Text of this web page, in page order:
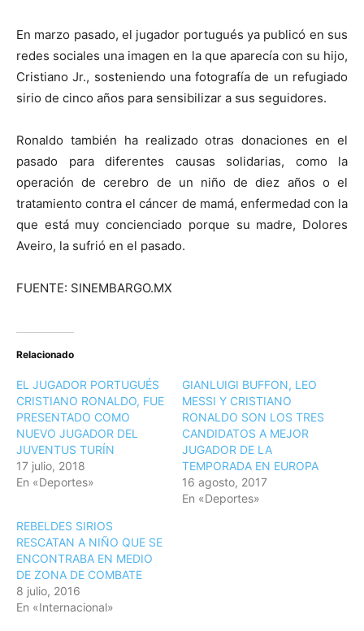
En marzo pasado, el jugador portugués ya publicó en sus
redes sociales una imagen en la que aparecía con su hijo,
Cristiano Jr., sosteniendo una fotografía de un refugiado
sirio de cinco años para sensibilizar a sus seguidores.
Ronaldo también ha realizado otras donaciones en el
pasado para diferentes causas solidarias, como la
operación de cerebro de un niño de diez años o el
tratamiento contra el cáncer de mamá, enfermedad con la
que está muy concienciado porque su madre, Dolores
Aveiro, la sufrió en el pasado.
FUENTE: SINEMBARGO.MX
Relacionado
EL JUGADOR PORTUGUÉS
CRISTIANO RONALDO, FUE
PRESENTADO COMO
NUEVO JUGADOR DEL
JUVENTUS TURÍN
17 julio, 2018
En «Deportes»
GIANLUIGI BUFFON, LEO
MESSI Y CRISTIANO
RONALDO SON LOS TRES
CANDIDATOS A MEJOR
JUGADOR DE LA
TEMPORADA EN EUROPA
16 agosto, 2017
En «Deportes»
REBELDES SIRIOS
RESCATAN A NIÑO QUE SE
ENCONTRABA EN MEDIO
DE ZONA DE COMBATE
8 julio, 2016
En «Internacional»